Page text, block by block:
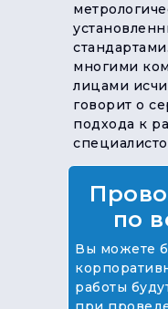
по
Вы можете
работы
многими
лицами
говорит о
подхода к